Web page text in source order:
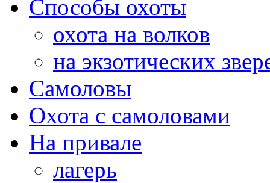
Способы охоты
охота на волков
на экзотических
Самоловы
Охота с самоловами
На привале
лагерь